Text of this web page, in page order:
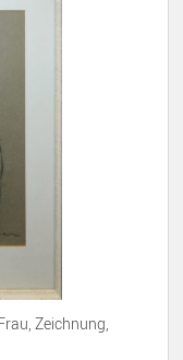
Zeichnung,